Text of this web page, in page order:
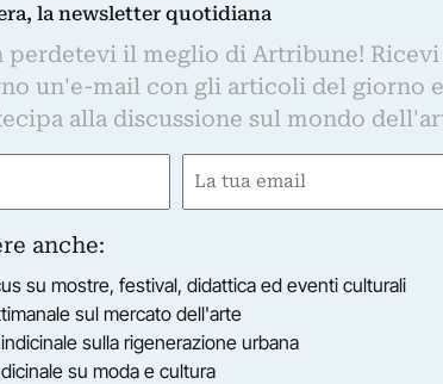
la newsletter quotidiana
perdetevi il meglio di Artribune! Ricevi
un'e-mail con gli articoli del giorno e
alla discussione sul mondo
Email
anche:
su mostre, festival, didattica ed eventi culturali
sul mercato dell'arte
sulla rigenerazione urbana
su moda e cultura